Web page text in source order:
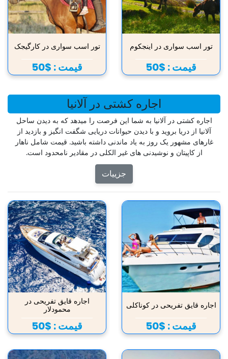
تور اسب سواری در اینجکوم
قیمت : $50
تور اسب سواری در کارگیجک
قیمت : $50
اجاره کشتی در آلانیا
اجاره کشتی در آلانیا به شما این فرصت را میدهد که به دیدن ساحل
آلانیا از دریا بروید و با دیدن حیوانات دریایی شگفت انگیز و بازدید از
غارهای مشهور یک روز به یاد ماندنی داشته باشید. قیمت شامل ناهار
از کاپیتان و نوشیدنی های غیر الکلی در مقادیر نامحدود است.
جزییات
اجاره قایق تفریحی در کوناکلی
قیمت : $50
اجاره قایق تفریحی در
محمودلار
قیمت : $50